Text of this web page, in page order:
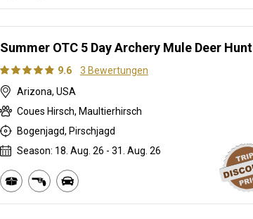
Summer OTC 5 Day Archery Mule Deer Hunt
9.6
3 Bewertungen
Arizona, USA
Coues Hirsch, Maultierhirsch
Bogenjagd, Pirschjagd
Season: 18. Aug. 26 - 31. Aug. 26